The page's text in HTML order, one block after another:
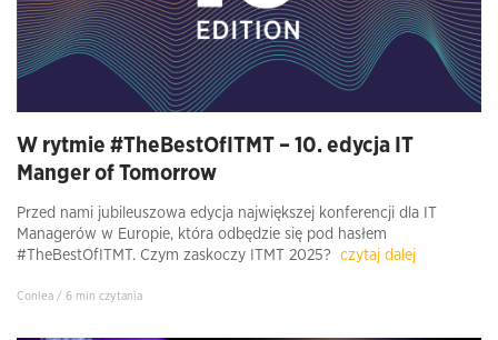
W rytmie #TheBestOfITMT – 10. edycja IT
Manger of Tomorrow
Przed nami jubileuszowa edycja największej konferencji dla IT
Managerów w Europie, która odbędzie się pod hasłem
#TheBestOfITMT. Czym zaskoczy ITMT 2025? czytaj dalej
Conlea / 6 min czytania